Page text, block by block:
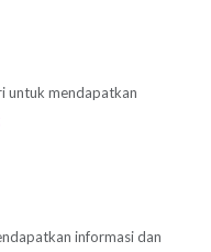
untuk mendapatkan
informasi dan